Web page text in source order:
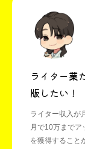
ライター業
版したい！
ライター収入が
月で10万までア
を獲得すること